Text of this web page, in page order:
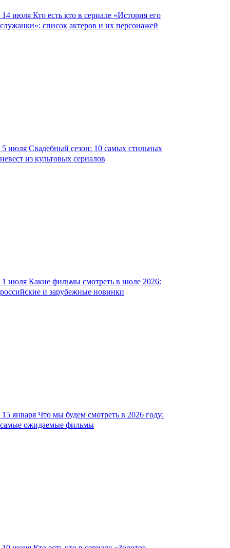
14 июля Кто есть кто в сериале «История его
служанки»: список актеров и их персонажей
5 июля Свадебный сезон: 10 самых стильных
невест из культовых сериалов
1 июля Какие фильмы смотреть в июле 2026:
российские и зарубежные новинки
15 января Что мы будем смотреть в 2026 году:
самые ожидаемые фильмы